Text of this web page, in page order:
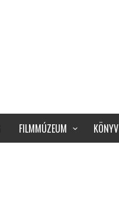
FILMMÚZEUM KÖNYV